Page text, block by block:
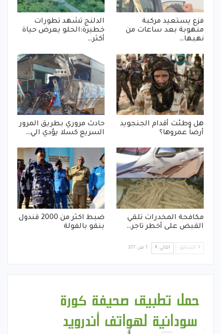
فزع يستعيد مركبة
منهوبة بعد ساعات من
نهبها…
الدلنج تشهد تطورات
خطيرة:الحلو يعرض حياة
أكثر…
هل وطئت أقدام الجنجويد
أرضاً عمروها؟
حادث مروري بطريق المرور
السريع كسلا يؤدي الي…
مكافحة المخدرات تلقي
القبض على أخطر تاجر…
ضبط اكثر من 2000 قندول
بنقو بالفولة
السابق التالي 1 من 377